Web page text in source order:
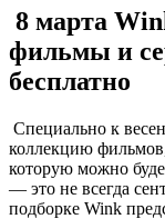
8 марта
фильмы и
бесплатно
Специально к
коллекцию
которую можно
— это не всегда
подборке Wink